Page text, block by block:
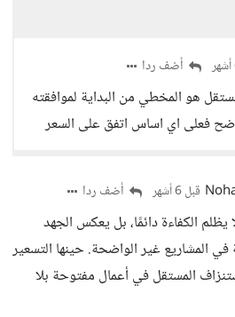
أضف ردا
هو المخطي من البداية لموافقته
فعلى اي اساس اتفق على السعر
قبل 6 أشهر أضف ردا
يظلم الكفاءة دائمًا، بل يعكس الجهد
المشاريع غير الواضحة. حينها التسعير
المستقل في أعمال مفتوحة بلا